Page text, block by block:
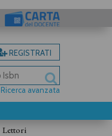
REGISTRATI
Ricerca avanzata
Lettori